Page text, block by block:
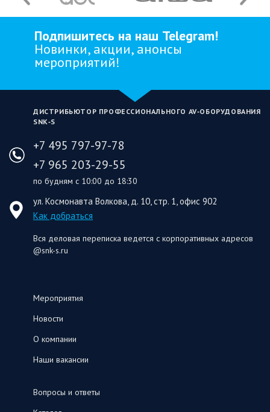
Подпишитесь на наш Telegram!
Новинки, акции, анонсы
мероприятий!
ДИСТРИБЬЮТОР ПРОФЕССИОНАЛЬНОГО AV‑ОБОРУДОВАНИЯ
SNK‑S
+7 495 797-97-78
+7 965 203-29-55
по будням с 10:00 до 18:30
ул. Космонавта Волкова, д. 10, стр. 1, офис 902
Как добраться
Вся деловая переписка ведется с корпоративных адресов
@snk-s.ru
Мероприятия
Новости
О компании
Наши вакансии
Вопросы и ответы